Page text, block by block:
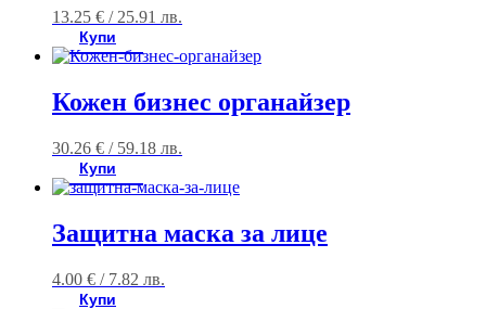
13.25 € / 25.91 лв.
Купи
Кожен бизнес органайзер
30.26 € / 59.18 лв.
Купи
Защитна маска за лице
4.00 € / 7.82 лв.
Купи